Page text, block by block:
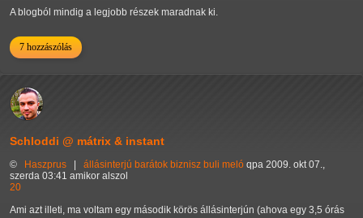
A blogból mindig a legjobb részek maradnak ki.
7 hozzászólás
Schloddi @ mátrix & instant
© Haszprus állásinterjú barátok biznisz buli meló qpa 2009. okt 07.,
szerda 03:41 amikor alszol
20
Ami azt illeti, ma voltam egy második körös állásinterjún (ahova egy 3,5 órás